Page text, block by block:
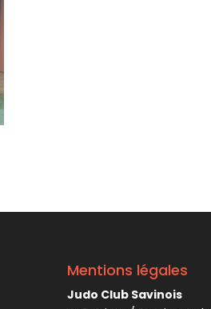
Mentions légales
Judo Club Savinois